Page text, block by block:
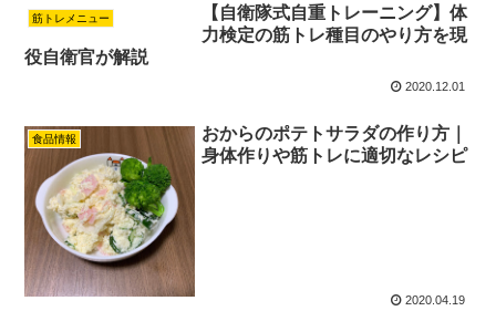
筋トレメニュー
【自衛隊式自重トレーニング】体
力検定の筋トレ種目のやり方を現
役自衛官が解説
2020.12.01
食品情報
おからのポテトサラダの作り方｜
身体作りや筋トレに適切なレシピ
2020.04.19